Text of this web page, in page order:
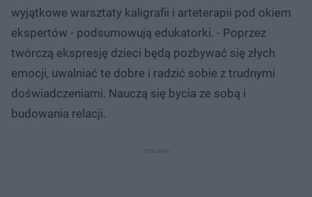
wyjątkowe warsztaty kaligrafii i arteterapii pod okiem
ekspertów - podsumowują edukatorki. - Poprzez
twórczą ekspresję dzieci będą pozbywać się złych
emocji, uwalniać te dobre i radzić sobie z trudnymi
doświadczeniami. Nauczą się bycia ze sobą i
budowania relacji.